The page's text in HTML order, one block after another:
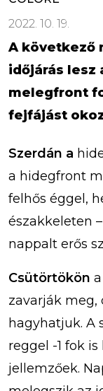
2022. 10. 19.
A következő
időjárás lesz
melegfront
fejfájást
Szerdán a
a hidegfront
felhős éggel,
északkeleten
nappalt erős
Csütörtökön
zavarják meg,
hagyhatjuk. A
reggel -1 fok
jellemzőek.